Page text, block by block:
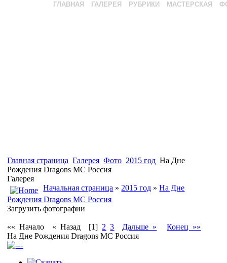
ГЛАВНАЯ ГАЛЕРЕЯ РУБРИКИ МАСТЕРСКАЯ
Главная страница Галерея Фото 2015 год На Дне
Рождения Dragons MC Россия
Галерея
Начальная страница » 2015 год »На Дне
Рождения Dragons MC Россия
Загрузить фотографии
«« Начало « Назад [1] 2 3 Дальше »
Конец »»
На Дне Рождения Dragons MC Россия